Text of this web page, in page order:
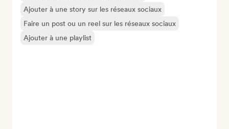
Ajouter à une story sur les réseaux sociaux
Faire un post ou un reel sur les réseaux sociaux
Ajouter à une playlist